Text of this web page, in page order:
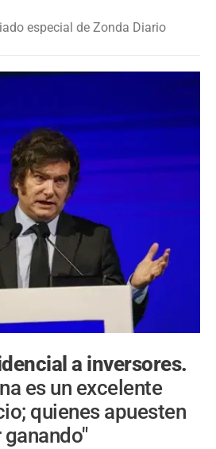
especial de Zonda Diario
a inversores.
es un excelente
quienes apuesten
ganando"